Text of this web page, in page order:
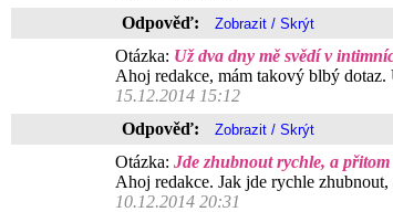
Odpověď:
Otázka: Už dva dny mě svědí v
Ahoj redakce, mám takový blbý
15.12.2014 15:12
Odpověď:
Otázka: Jde zhubnout rychle, a přitom
Ahoj redakce. Jak jde rychle zhubnout,
10.12.2014 20:31